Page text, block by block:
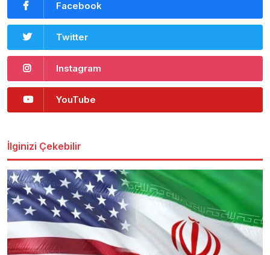
Facebook
Twitter
Instagram
YouTube
İlginizi Çekebilir